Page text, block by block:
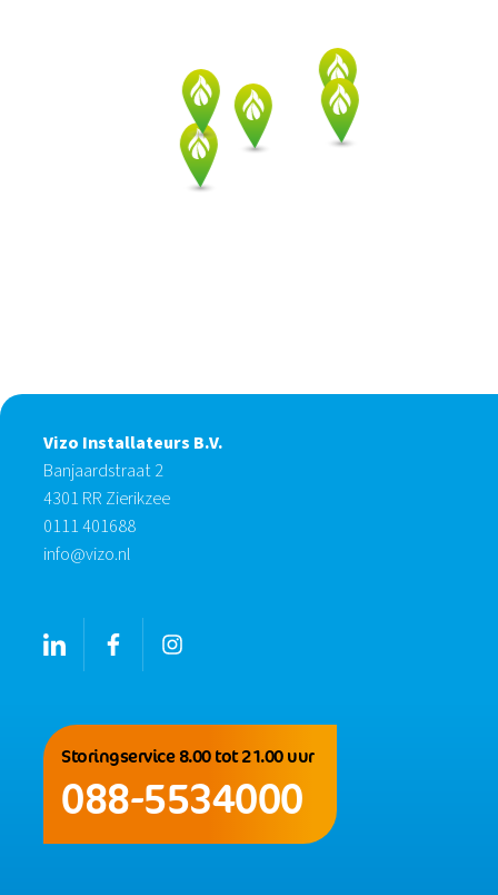
Vizo Installateurs B.V.
Banjaardstraat 2
4301 RR Zierikzee
0111 401688
info@vizo.nl
Storingservice 8.00 tot 21.00 uur
088-5534000